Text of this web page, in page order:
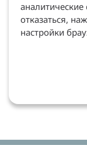
отказаться,
настройки